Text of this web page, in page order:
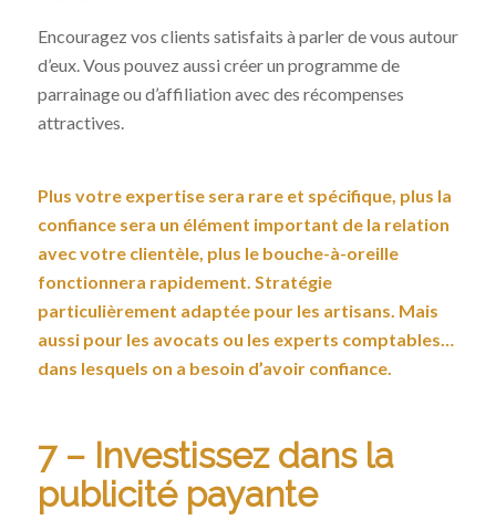
Encouragez vos clients satisfaits à parler de vous autour
d’eux. Vous pouvez aussi créer un programme de
parrainage ou d’affiliation avec des récompenses
attractives.
Plus votre expertise sera rare et spécifique, plus la
confiance sera un élément important de la relation
avec votre clientèle, plus le bouche-à-oreille
fonctionnera rapidement. Stratégie
particulièrement adaptée pour les artisans. Mais
aussi pour les avocats ou les experts comptables…
dans lesquels on a besoin d’avoir confiance.
7 – Investissez dans la
publicité payante